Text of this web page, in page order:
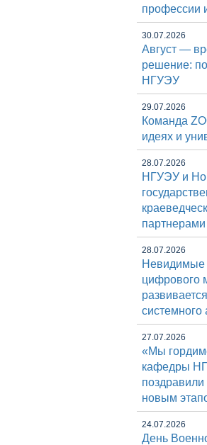
профессии
30.07.2026
Август —
решение:
НГУЭУ
29.07.2026
Команда
идеях и
28.07.2026
НГУЭУ и
партнерами
28.07.2026
Невидимые
цифрового
системного
27.07.2026
«Мы
кафедры
новым
24.07.2026
День